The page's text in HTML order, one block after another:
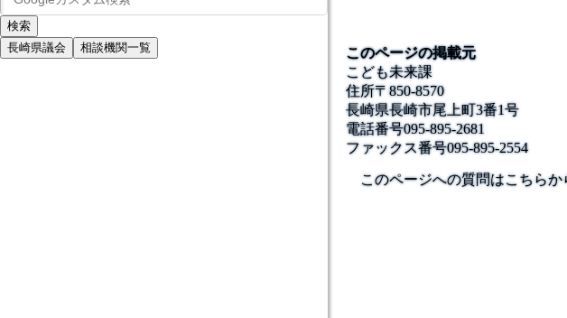
長崎県議会 相談機関一覧
このページの掲載元
こども未来課
住所〒850-8570
長崎県長崎市尾上町3番1号
電話番号095-895-2681
ファックス番号095-895-2554
このページへの質問はこちらか
公式SNS
このサイトについ
長崎県庁